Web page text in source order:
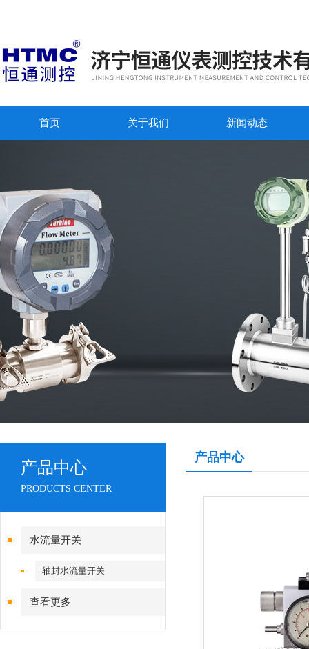
首页 关于我们 新闻动态
产品中心
PRODUCTS CENTER
水流量开关
轴封水流量开关
查看更多
产品中心